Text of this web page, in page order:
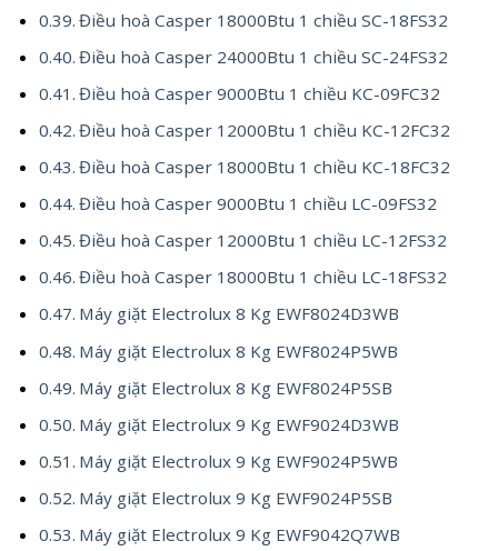
Điều hoà Casper 18000Btu 1 chiều SC-18FS32
Điều hoà Casper 24000Btu 1 chiều SC-24FS32
Điều hoà Casper 9000Btu 1 chiều KC-09FC32
Điều hoà Casper 12000Btu 1 chiều KC-12FC32
Điều hoà Casper 18000Btu 1 chiều KC-18FC32
Điều hoà Casper 9000Btu 1 chiều LC-09FS32
Điều hoà Casper 12000Btu 1 chiều LC-12FS32
Điều hoà Casper 18000Btu 1 chiều LC-18FS32
Máy giặt Electrolux 8 Kg EWF8024D3WB
Máy giặt Electrolux 8 Kg EWF8024P5WB
Máy giặt Electrolux 8 Kg EWF8024P5SB
Máy giặt Electrolux 9 Kg EWF9024D3WB
Máy giặt Electrolux 9 Kg EWF9024P5WB
Máy giặt Electrolux 9 Kg EWF9024P5SB
Máy giặt Electrolux 9 Kg EWF9042Q7WB